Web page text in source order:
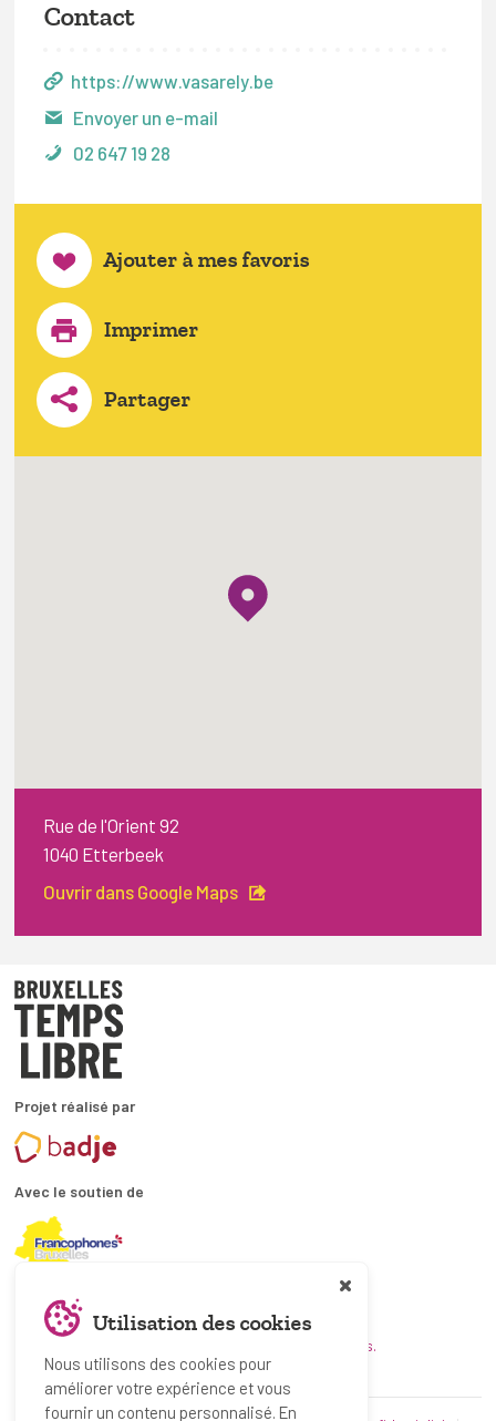
Contact
https://www.vasarely.be
Envoyer un e-mail
02 647 19 28
Ajouter à mes favoris
Imprimer
Partager
Rue de l'Orient 92
1040 Etterbeek
Ouvrir dans Google Maps
Projet réalisé par
Avec le soutien de
En collaboration avec
et les coordinations ATL bruxelloises.
Utilisation des cookies
Nous utilisons des cookies pour
améliorer votre expérience et vous
fournir un contenu personnalisé. En